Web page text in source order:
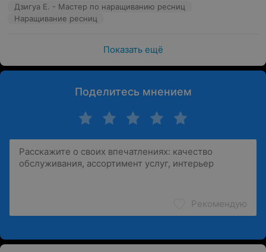
Дзигуа Е. - Мастер по наращиванию ресниц
Наращивание ресниц
Показать ещё
Поделитесь мнением
Рекомендую